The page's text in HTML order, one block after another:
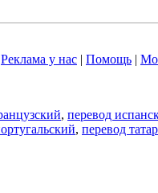
Реклама у нас | Помощь |
, перевод
, перевод